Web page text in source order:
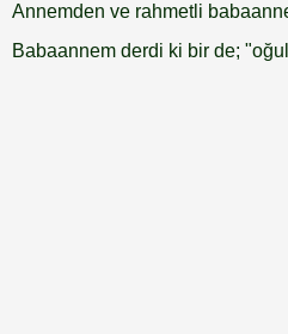
Annemden ve rahmetli
Babaannem derdi ki bir de;